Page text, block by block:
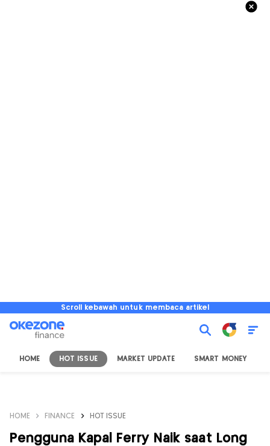
Scroll kebawah untuk membaca artikel
HOME HOT ISSUE MARKET UPDATE SMART MONEY
HOME FINANCE HOT ISSUE
Pengguna Kapal Ferry Naik saat Long